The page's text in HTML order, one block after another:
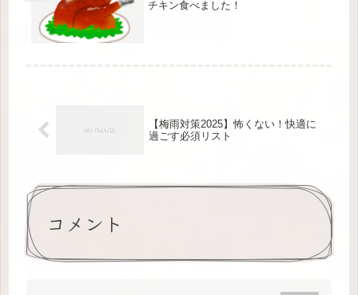
たい...
チキン食べました！
【梅雨対策2025】怖くない！快適に
過ごす必須リスト
コメント